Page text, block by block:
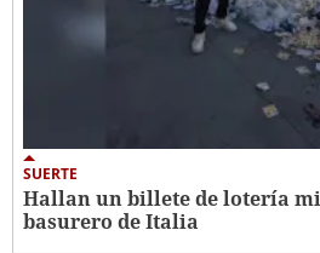
SUERTE
Hallan un billete de lotería
basurero de Italia